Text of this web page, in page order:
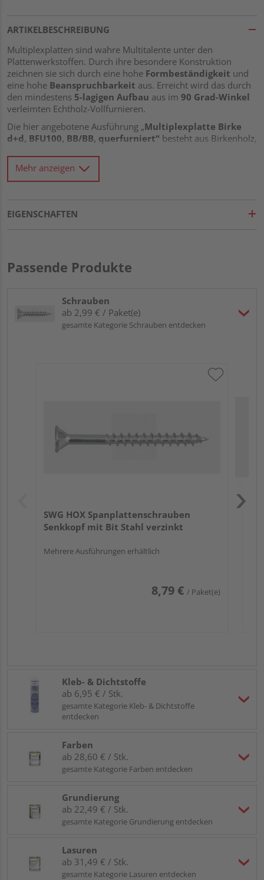
ARTIKELBESCHREIBUNG
Multiplexplatten sind wahre Multitalente unter den
Plattenwerkstoffen. Durch ihre besondere Konstruktion
zeichnen sie sich durch eine hohe Formbeständigkeit und
eine hohe Beanspruchbarkeit aus. Erreicht wird das durch
den mindestens 5-lagigen Aufbau aus im 90 Grad-Winkel
verleimten Echtholz-Vollfurnieren.
Die hier angebotene Ausführung „Multiplexplatte Birke
d+d, BFU100, BB/BB, querfurniert“ besteht aus Birkenholz,
wetterbeständig nach
höheren Luftfeuchtigkeit stand, sollte aber nicht dauerhaft
feucht oder nass sein. Dann ist eine gesonderte
BB/BBsteht für die Furnierqualität in der Qualität BB/BB,
Kittstellen. Es handelt sich bei BB/BB um eine sehr
verbreitete Variante.
Deckfurniers quer zur längeren Seite der Platte ausgerichtet
ist.
Mehr anzeigen
EIGENSCHAFTEN
Passende Produkte
Schrauben
ab 2,99 € / Paket(e)
gesamte Kategorie Schrauben entdecken
SWG HOX Spanplattenschrauben
Senkkopf mit Bit Stahl verzinkt
Mehrere Ausführungen erhältlich
8,79 € / Paket(e)
Kleb- & Dichtstoffe
ab 6,95 € / Stk.
gesamte Kategorie Kleb- & Dichtstoffe
entdecken
Farben
ab 28,60 € / Stk.
gesamte Kategorie Farben entdecken
Grundierung
ab 22,49 € / Stk.
gesamte Kategorie Grundierung entdecken
Lasuren
ab 31,49 € / Stk.
gesamte Kategorie Lasuren entdecken